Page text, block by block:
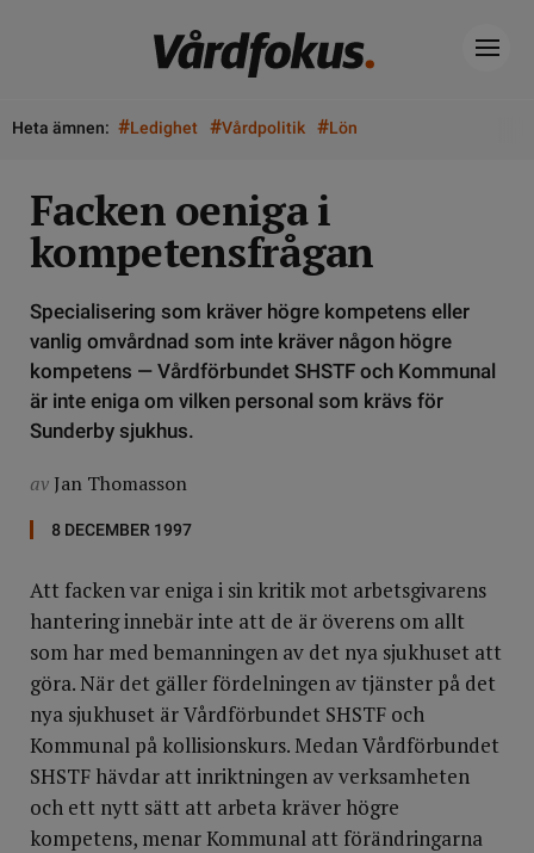
Heta ämnen: #Ledighet #Vårdpolitik #Lön
Facken oeniga i
kompetensfrågan
Specialisering som kräver högre kompetens eller
vanlig omvårdnad som inte kräver någon högre
kompetens — Vårdförbundet SHSTF och Kommunal
är inte eniga om vilken personal som krävs för
Sunderby sjukhus.
av Jan Thomasson
8 DECEMBER 1997
Att facken var eniga i sin kritik mot arbetsgivarens
hantering innebär inte att de är överens om allt
som har med bemanningen av det nya sjukhuset att
göra. När det gäller fördelningen av tjänster på det
nya sjukhuset är Vårdförbundet SHSTF och
Kommunal på kollisionskurs. Medan Vårdförbundet
SHSTF hävdar att inriktningen av verksamheten
och ett nytt sätt att arbeta kräver högre
kompetens, menar Kommunal att förändringarna